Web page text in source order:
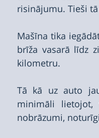
risinājumu. Tieši
Mašīna tika
brīža vasarā līdz
kilometru.
Tā kā uz auto
minimāli lietojot,
nobrāzumi,